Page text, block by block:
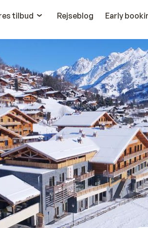
tilbud
Rejseblog Early